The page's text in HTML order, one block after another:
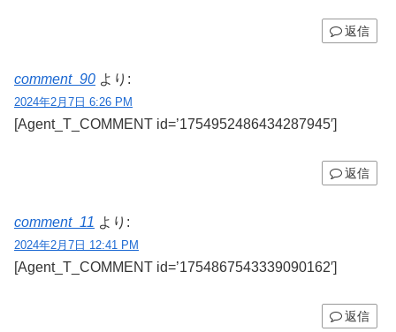
返信
comment_90 より:
2024年2月7日 6:26 PM
[Agent_T_COMMENT id=’1754952486434287945′]
返信
comment_11 より:
2024年2月7日 12:41 PM
[Agent_T_COMMENT id=’1754867543339090162′]
返信